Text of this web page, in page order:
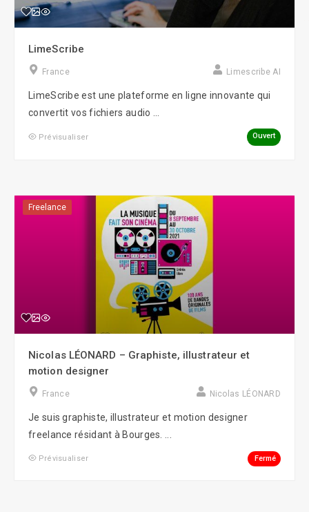
LimeScribe
France Limescribe AI
LimeScribe est une plateforme en ligne innovante qui
convertit vos fichiers audio ...
Prévisualiser Ouvert
Freelance
Nicolas LÉONARD – Graphiste, illustrateur et
motion designer
France Nicolas LÉONARD
Je suis graphiste, illustrateur et motion designer
freelance résidant à Bourges. ...
Prévisualiser Fermé